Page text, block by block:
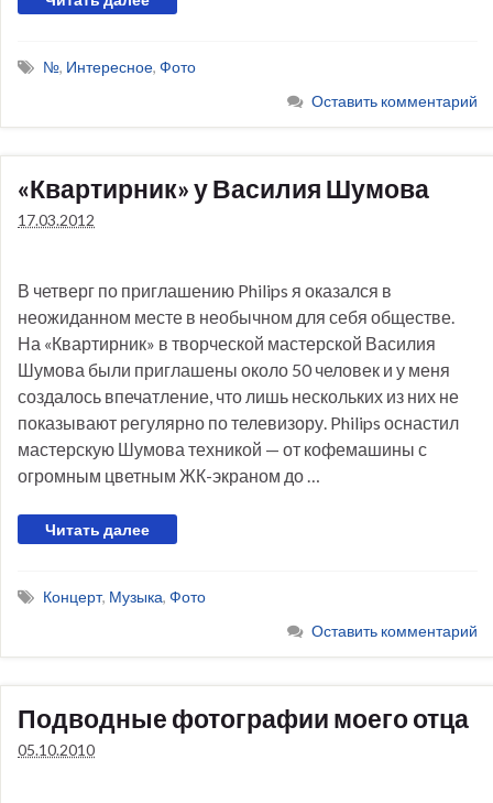
№, Интересное, Фото
Оставить комментарий
«Квартирник» у Василия Шумова
17.03.2012
В четверг по приглашению Philips я оказался в
неожиданном месте в необычном для себя обществе.
На «Квартирник» в творческой мастерской Василия
Шумова были приглашены около 50 человек и у меня
создалось впечатление, что лишь нескольких из них не
показывают регулярно по телевизору. Philips оснастил
мастерскую Шумова техникой — от кофемашины с
огромным цветным ЖК-экраном до …
Читать далее
Концерт, Музыка, Фото
Оставить комментарий
Подводные фотографии моего отца
05.10.2010